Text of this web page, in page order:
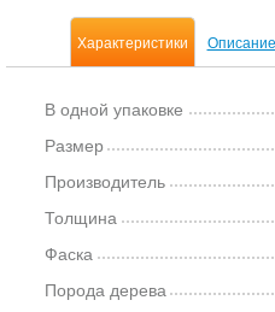
Характеристики Описание
В одной упаковке
Размер
Производитель
Толщина
Фаска
Порода дерева